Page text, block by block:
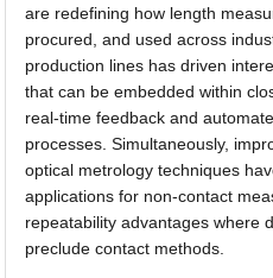
are redefining how length
procured, and used across
production lines has driven
that can be embedded within
real-time feedback and
processes. Simultaneously,
optical metrology techniques
applications for non-contact
repeatability advantages where
preclude contact methods.